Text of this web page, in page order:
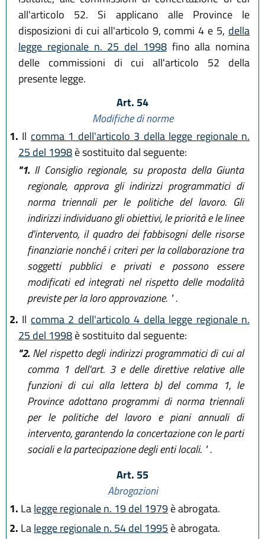
all'articolo 52. Si applicano alle Province le
disposizioni di cui all'articolo 9, commi 4 e 5, della
legge regionale n. 25 del 1998fino alla nomina
delle commissioni di cui all'articolo 52 della
presente legge.
Art. 54
Modifiche di norme
1. Il comma 1 dell'articolo 3 della legge regionale n.
25 del 1998è sostituito dal seguente:
"1.Il Consiglio regionale, su proposta della Giunta
regionale, approva gli indirizzi programmatici di
norma triennali per le politiche del lavoro. Gli
indirizzi individuano gli obiettivi, le priorità e le linee
d'intervento, il quadro dei fabbisogni delle risorse
finanziarie nonché i criteri per la collaborazione tra
soggetti pubblici e privati e possono essere
modificati ed integrati nel rispetto delle modalità
previste per la loro approvazione. " .
2. Il comma 2 dell'articolo 4 della legge regionale n.
25 del 1998è sostituito dal seguente:
"2.Nel rispetto degli indirizzi programmatici di cui al
comma 1 dell'art. 3 e delle direttive relative alle
funzioni di cui alla lettera b) del comma 1, le
Province adottano programmi di norma triennali
per le politiche del lavoro e piani annuali di
intervento, garantendo la concertazione con le parti
sociali e la partecipazione degli enti locali. " .
Art. 55
Abrogazioni
1. Lalegge regionale n. 19 del 1979è abrogata.
2. Lalegge regionale n. 54 del 1995 è abrogata.